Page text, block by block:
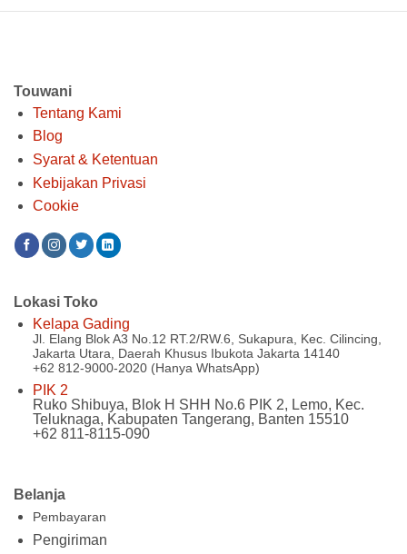
Rp 3.400.000.
Touwani
Tentang Kami
Blog
Syarat & Ketentuan
Kebijakan Privasi
Cookie
Belanja
Pembayaran
Pengiriman
Lokasi Toko
Kelapa Gading
Jl. Elang Blok A3 No.12 RT.2/RW.6, Sukapura, Kec. Cilincing,
Jakarta Utara, Daerah Khusus Ibukota Jakarta 14140
+62 812-9000-2020 (Hanya WhatsApp)
PIK 2
Ruko Shibuya, Blok H SHH No.6 PIK 2, Lemo, Kec.
Teluknaga, Kabupaten Tangerang, Banten 15510
+62 811-8115-090